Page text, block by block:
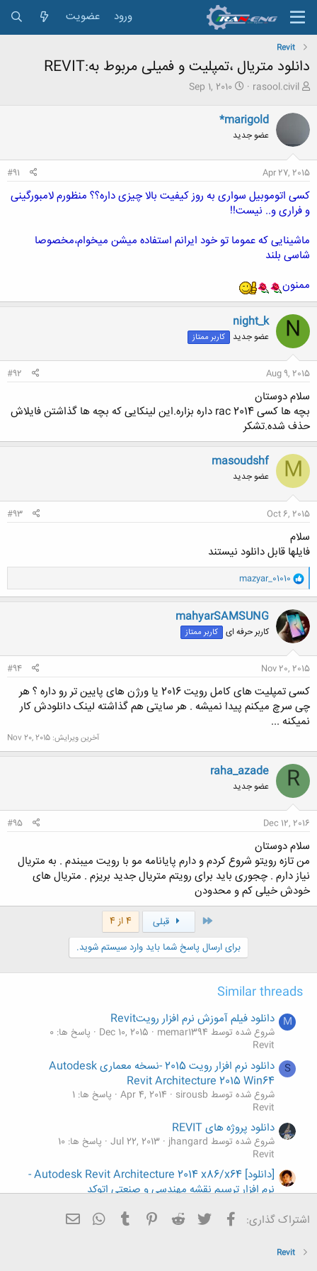
ورود عضویت
Revit
دانلود متریال ،تمپلیت و فمیلی مربوط به:REVIT
ش
و
ن
ن
د
م
و
و
ع
rasool.civil
ت
ی
ر
ع
Sep 1, 2010
*marigold
عضو جدید
Apr 27, 2015
#91
کسی اتوموبیل سواری به روز کیفیت بالا چیزی داره؟؟ منظورم لامبورگینی
و فراری و.. نیست!!
ماشینایی که عموما تو خود ایرانم استفاده میشن میخوام،مخصوصا
شاسی بلند
ممنون
N
night_k
عضو جدید کاربر ممتاز
Aug 9, 2015
#92
سلام دوستان
بچه ها کسی rac 2014 داره بزاره.این لینکایی که بچه ها گذاشتن فایلاش
حذف شده.تشکر
M
masoudshf
عضو جدید
Oct 6, 2015
#93
سلام
فایلها قابل دانلود نیستند
و
ا
ک
ن
ش
ه
ا
mazyar_01010
mahyarSAMSUNG
کاربر حرفه ای کاربر ممتاز
Nov 20, 2015
#94
کسی تمپلیت های کامل رویت 2016 یا ورژن های پایین تر رو داره ؟ هر
چی سرچ میکنم پیدا نمیشه . هر سایتی هم گذاشته لینک دانلودش کار
نمیکنه ...
آخرین ویرایش: Nov 20, 2015
R
raha_azade
عضو جدید
Dec 12, 2016
#95
سلام دوستان
من تازه رویتو شروع کردم و دارم پایانامه مو با رویت میبندم . به متریال
نیاز دارم . چجوری باید برای رویتم متریال جدید بریزم . متریال های
خودش خیلی کم و محدودن
اول قبلی
4 از 4
برای ارسال پاسخ شما باید وارد سیستم شوید.
Similar threads
M دانلود فیلم آموزش نرم افزار رویتRevit
شروع شده توسط memar1394 Dec 10, 2015
پاسخ ها: 0
Revit
S
دانلود نرم افزار رویت 2015 -نسخه معماری Autodesk
Revit Architecture 2015 Win64
شروع شده توسط sirousb Apr 4, 2014 پاسخ ها: 1
Revit
دانلود پروژه های REVIT
شروع شده توسط jhangard Jul 22, 2013 پاسخ ها: 10
Revit
[دانلود] Autodesk Revit Architecture 2014 x86/x64 -
نرم افزار ترسیم نقشه مهندسی و صنعتی اتوکد
Revit
اشتراک گذاری: فیسبوک تویتر Reddit
Pinterest
Tumblr
WhatsApp
Revit